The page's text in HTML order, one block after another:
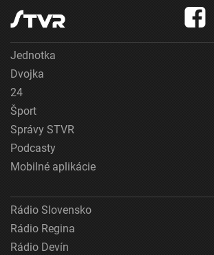
Jednotka
Dvojka
24
Šport
Správy STVR
Podcasty
Mobilné aplikácie
Rádio Slovensko
Rádio Regina
Rádio Devín